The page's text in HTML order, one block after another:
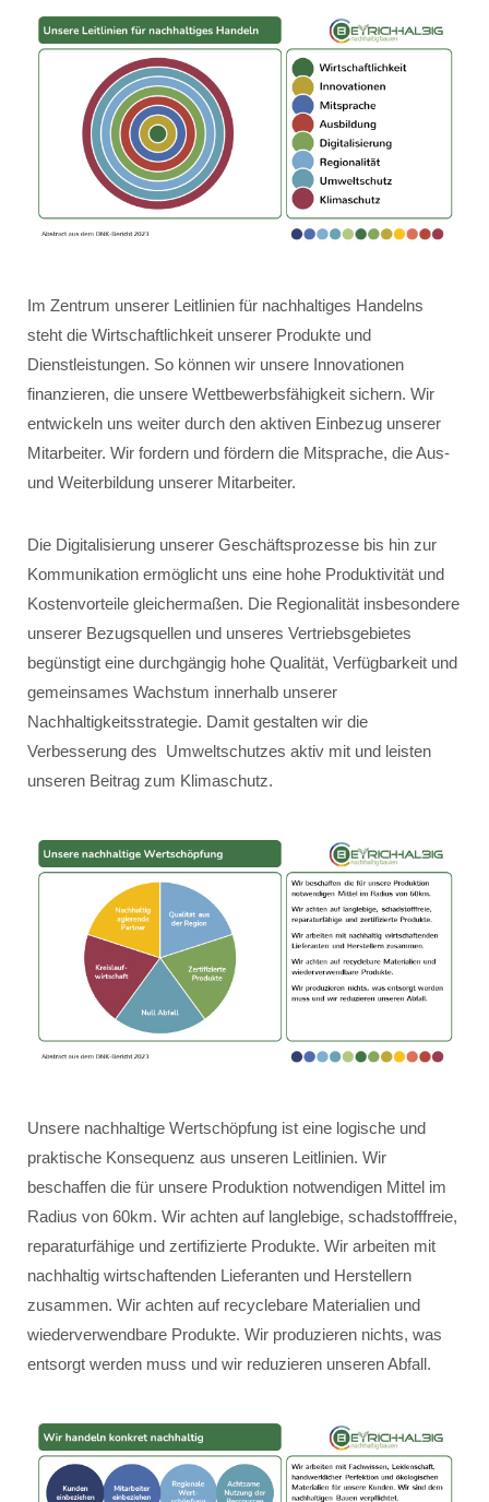
Im Zentrum unserer Leitlinien für nachhaltiges Handelns
steht die Wirtschaftlichkeit unserer Produkte und
Dienstleistungen. So können wir unsere Innovationen
finanzieren, die unsere Wettbewerbsfähigkeit sichern. Wir
entwickeln uns weiter durch den aktiven Einbezug unserer
Mitarbeiter. Wir fordern und fördern die Mitsprache, die Aus-
und Weiterbildung unserer Mitarbeiter.
Die Digitalisierung unserer Geschäftsprozesse bis hin zur
Kommunikation ermöglicht uns eine hohe Produktivität und
Kostenvorteile gleichermaßen. Die Regionalität insbesondere
unserer Bezugsquellen und unseres Vertriebsgebietes
begünstigt eine durchgängig hohe Qualität, Verfügbarkeit und
gemeinsames Wachstum innerhalb unserer
Nachhaltigkeitsstrategie. Damit gestalten wir die
Verbesserung des Umweltschutzes aktiv mit und leisten
unseren Beitrag zum Klimaschutz.
Unsere nachhaltige Wertschöpfung ist eine logische und
praktische Konsequenz aus unseren Leitlinien. Wir
beschaffen die für unsere Produktion notwendigen Mittel im
Radius von 60km. Wir achten auf langlebige, schadstofffreie,
reparaturfähige und zertifizierte Produkte. Wir arbeiten mit
nachhaltig wirtschaftenden Lieferanten und Herstellern
zusammen. Wir achten auf recyclebare Materialien und
wiederverwendbare Produkte. Wir produzieren nichts, was
entsorgt werden muss und wir reduzieren unseren Abfall.